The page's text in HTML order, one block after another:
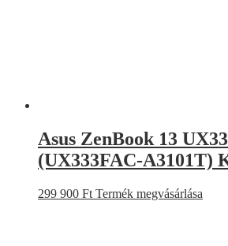
Asus ZenBook 13
(UX333FAC-A3101T)
299 900 Ft Termék megvásárlása